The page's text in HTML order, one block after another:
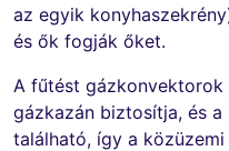
az egyik
és ők fogják őket.
A fűtést
gázkazán biztosítja, és
található, így a